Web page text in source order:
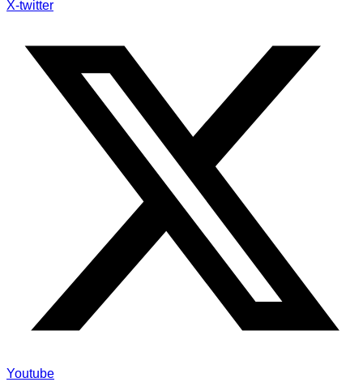
X-twitter
Youtube